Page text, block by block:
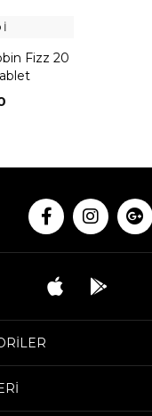
Fizz 20